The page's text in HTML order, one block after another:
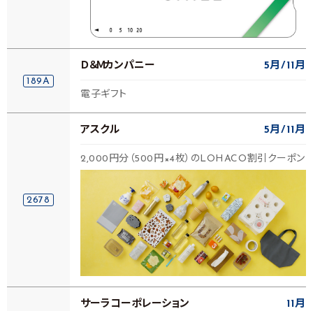
189A
Ｄ＆Ｍカンパニー 5月 11月
電子ギフト
2678
アスクル 5月 11月
2,000円分（500円×4枚）のLOHACO割引クーポン
サーラコーポレーション 11月